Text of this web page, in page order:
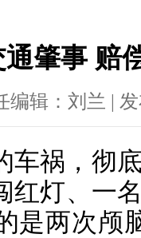
肇事 赔
辑：刘兰 |
车祸，彻
红灯、一
是两次颅